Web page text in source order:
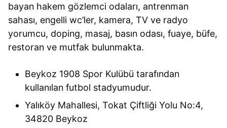
bayan hakem gözlemci odaları, antrenman
sahası, engelli wc’ler, kamera, TV ve radyo
yorumcu, doping, masaj, basın odası, fuaye, büfe,
restoran ve mutfak bulunmakta.
Beykoz 1908 Spor Kulübü tarafından
kullanılan futbol stadyumudur.
Yalıköy Mahallesi, Tokat Çiftliği Yolu No:4,
34820 Beykoz